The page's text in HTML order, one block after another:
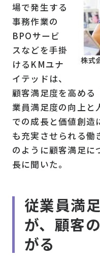
場で発生する
事務作業の
BPOサービ
スなどを手掛
けるKMユナ
イテッドは、
顧客満足度を高める
業員満足度の向上と
での成長と価値創造
も充実させられる働
のように顧客満足に
長に聞いた。
従業員満
が、顧客
がる